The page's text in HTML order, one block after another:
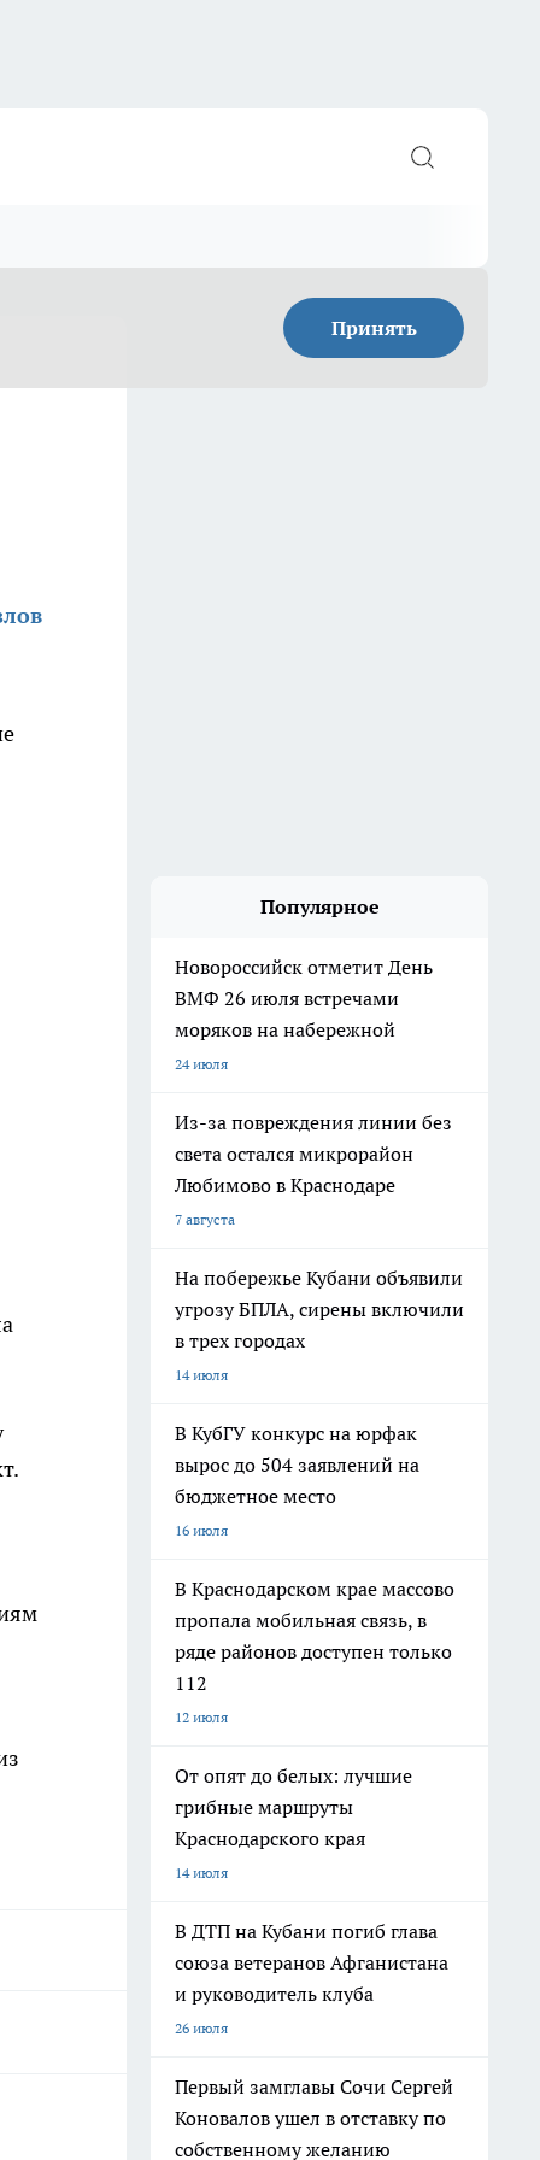
Принять
Популярное
Новороссийск отметит День
ВМФ 26 июля встречами
моряков на набережной
24 июля
Из-за повреждения линии без
света остался микрорайон
Любимово в Краснодаре
7 августа
На побережье Кубани объявили
угрозу БПЛА, сирены включили
в трех городах
14 июля
В КубГУ конкурс на юрфак
вырос до 504 заявлений на
бюджетное место
16 июля
В Краснодарском крае массово
пропала мобильная связь, в
ряде районов доступен только
112
12 июля
От опят до белых: лучшие
грибные маршруты
Краснодарского края
14 июля
В ДТП на Кубани погиб глава
союза ветеранов Афганистана
и руководитель клуба
26 июля
Первый замглавы Сочи Сергей
Коновалов ушел в отставку по
собственному желанию